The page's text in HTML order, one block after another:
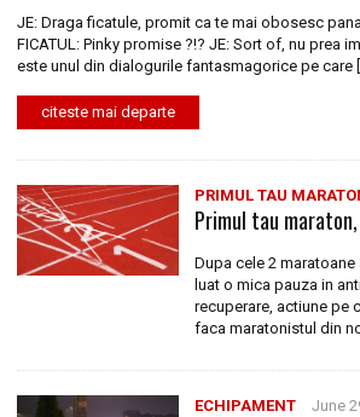
JE: Draga ficatule, promit ca te mai obosesc
FICATUL: Pinky promise ?!? JE: Sort of, nu prea
este unul din dialogurile fantasmagorice pe care
citeste mai departe
PRIMUL TAU
Primul tau
Dupa cele 2 maratoane
luat o mica pauza in
recuperare, actiune pe
faca maratonistul din
ECHIPAMENT June